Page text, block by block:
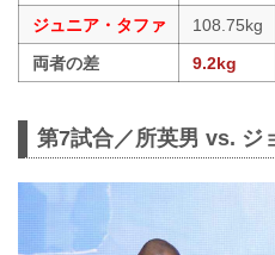
ジュニア・タファ
108.75kg
両者の差
9.2kg
第7試合／所英男 vs. ジ